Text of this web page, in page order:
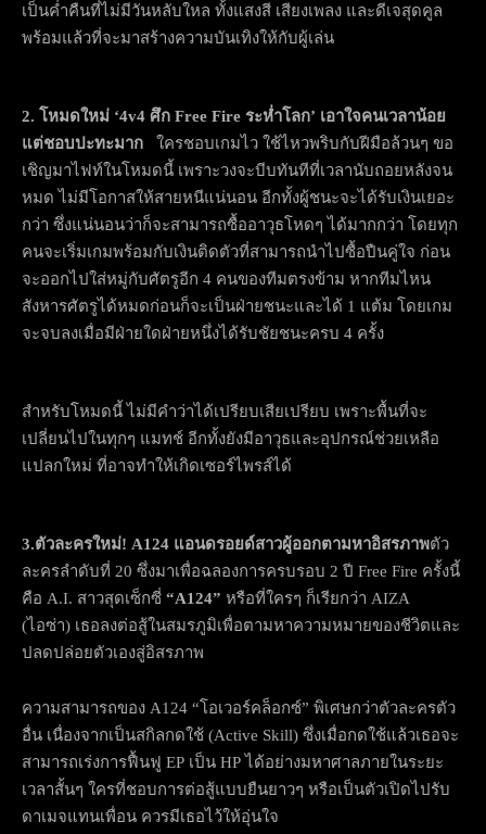
เป็นค่ำคืนที่ไม่มีวันหลับใหล ทั้งแสงสี เสียงเพลง และดีเจสุดคูล
พร้อมแล้วที่จะมาสร้างความบันเทิงให้กับผู้เล่น
2. โหมดใหม่ ‘4v4 ศึก Free Fire ระห่ำโลก’ เอาใจคนเวลาน้อย
แต่ชอบปะทะมาก
ใครชอบเกมไว ใช้ไหวพริบกับฝีมือล้วนๆ ขอ
เชิญมาไฟท์ในโหมดนี้ เพราะวงจะบีบทันทีที่เวลานับถอยหลังจน
หมด ไม่มีโอกาสให้สายหนีแน่นอน อีกทั้งผู้ชนะจะได้รับเงินเยอะ
กว่า ซึ่งแน่นอนว่าก็จะสามารถซื้ออาวุธโหดๆ ได้มากกว่า โดยทุก
คนจะเริ่มเกมพร้อมกับเงินติดตัวที่สามารถนำไปซื้อปืนคู่ใจ ก่อน
จะออกไปใส่หมู่กับศัตรูอีก 4 คนของทีมตรงข้าม หากทีมไหน
สังหารศัตรูได้หมดก่อนก็จะเป็นฝ่ายชนะและได้ 1 แต้ม โดยเกม
จะจบลงเมื่อมีฝ่ายใดฝ่ายหนึ่งได้รับชัยชนะครบ 4 ครั้ง
สำหรับโหมดนี้ ไม่มีคำว่าได้เปรียบเสียเปรียบ เพราะพื้นที่จะ
เปลี่ยนไปในทุกๆ แมทช์ อีกทั้งยังมีอาวุธและอุปกรณ์ช่วยเหลือ
แปลกใหม่ ที่อาจทำให้เกิดเซอร์ไพรส์ได้
3.ตัวละครใหม่! A124 แอนดรอยด์สาวผู้ออกตามหาอิสรภาพตัว
ละครลำดับที่ 20 ซึ่งมาเพื่อฉลองการครบรอบ 2 ปี Free Fire ครั้งนี้
คือ A.I. สาวสุดเซ็กซี่ “A124” หรือที่ใครๆ ก็เรียกว่า AIZA
(ไอซ่า) เธอลงต่อสู้ในสมรภูมิเพื่อตามหาความหมายของชีวิตและ
ปลดปล่อยตัวเองสู่อิสรภาพ
ความสามารถของ A124 “โอเวอร์คล็อกซ์” พิเศษกว่าตัวละครตัว
อื่น เนื่องจากเป็นสกิลกดใช้ (Active Skill) ซึ่งเมื่อกดใช้แล้วเธอจะ
สามารถเร่งการฟื้นฟู EP เป็น HP ได้อย่างมหาศาลภายในระยะ
เวลาสั้นๆ ใครที่ชอบการต่อสู้แบบยืนยาวๆ หรือเป็นตัวเปิดไปรับ
ดาเมจแทนเพื่อน ควรมีเธอไว้ให้อุ่นใจ